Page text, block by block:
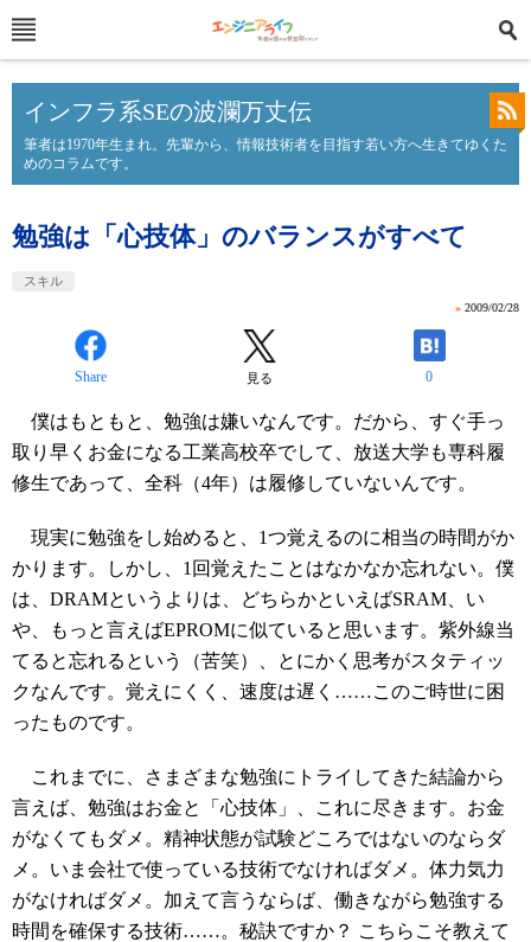
インフラ系SEの波瀾万丈伝
筆者は1970年生まれ。先輩から、情報技術者を目指す若い方へ生きてゆくた
めのコラムです。
勉強は「心技体」のバランスがすべて
スキル
» 2009/02/28
Share 見る 0
僕はもともと、勉強は嫌いなんです。だから、すぐ手っ
取り早くお金になる工業高校卒でして、放送大学も専科履
修生であって、全科（4年）は履修していないんです。
現実に勉強をし始めると、1つ覚えるのに相当の時間がか
かります。しかし、1回覚えたことはなかなか忘れない。僕
は、DRAMというよりは、どちらかといえばSRAM、い
や、もっと言えばEPROMに似ていると思います。紫外線当
てると忘れるという（苦笑）、とにかく思考がスタティッ
クなんです。覚えにくく、速度は遅く……このご時世に困
ったものです。
これまでに、さまざまな勉強にトライしてきた結論から
言えば、勉強はお金と「心技体」、これに尽きます。お金
がなくてもダメ。精神状態が試験どころではないのならダ
メ。いま会社で使っている技術でなければダメ。体力気力
がなければダメ。加えて言うならば、働きながら勉強する
時間を確保する技術……。秘訣ですか？ こちらこそ教えて